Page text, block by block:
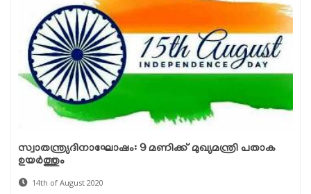
സ്വാതന്ത്ര്യദിനാഘോഷം: 9 മണിക്ക് മുഖ്യമന്ത്രി പതാക
ഉയര്‍ത്തും
14th of August 2020